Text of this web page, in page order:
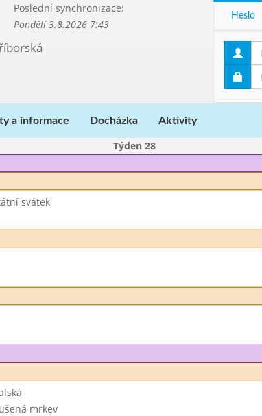
Poslední synchronizace:
Pondělí 3.8.2026 7:43
Heslo
a informace Docházka Aktivity
Týden 28
svátek
mrkev